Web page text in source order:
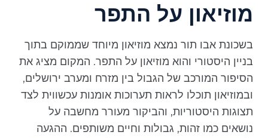
מוזיאון על התפר
בשכונת אבו תור נמצא מוזיאון מיוחד שממוקם בתוך
בניין היסטורי והוא מוזיאון על התפר. המקום מציג את
הסיפור המורכב של הגבול בין מזרח ומערב ירושלים,
ובמוזיאון תוכלו לראות תערוכות אומנות עכשווית לצד
תצוגות היסטוריות, והביקור מעורר מחשבה על
נושאים כמו זהות, גבולות וחיים משותפים. ההגעה